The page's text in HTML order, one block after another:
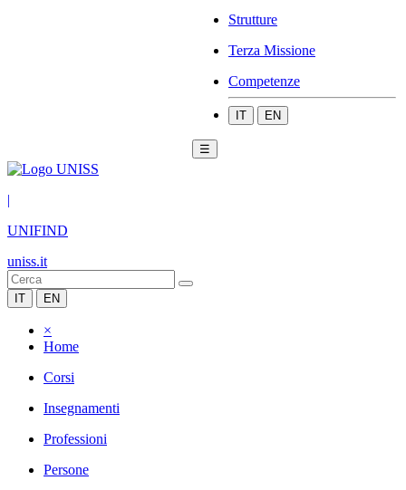
Strutture
Terza Missione
Competenze
IT EN
☰
|
UNIFIND
uniss.it
IT EN
×
Home
Corsi
Insegnamenti
Professioni
Persone